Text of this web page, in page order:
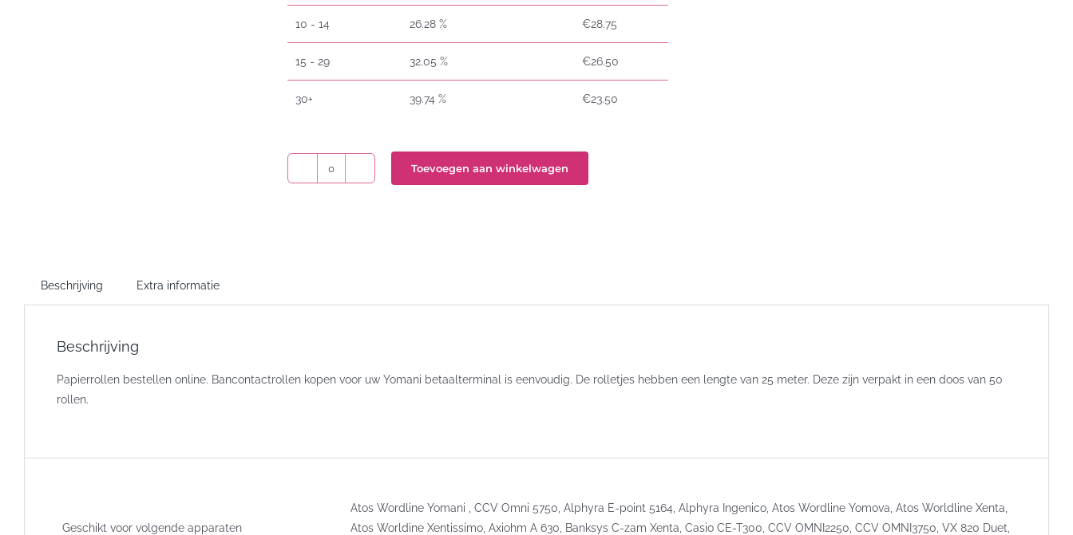
10 - 14 26.28 % €28.75
15 - 29 32.05 % €26.50
30+ 39.74 % €23.50
Bancontact
Toevoegen aan winkelwagen
Beschrijving Extra informatie
Beschrijving
Papierrollen bestellen online. Bancontactrollen kopen voor uw Yomani betaalterminal is eenvoudig. De rolletjes hebben een lengte van 25 meter. Deze zijn verpakt in een doos van 50
rollen.
Geschikt voor volgende apparaten
Atos Wordline Yomani , CCV Omni 5750, Alphyra E-point 5164, Alphyra Ingenico, Atos Wordline Yomova, Atos Worldline Xenta,
Atos Worldine Xentissimo, Axiohm A 630, Banksys C-zam Xenta, Casio CE-T300, CCV OMNI2250, CCV OMNI3750, VX 820 Duet,